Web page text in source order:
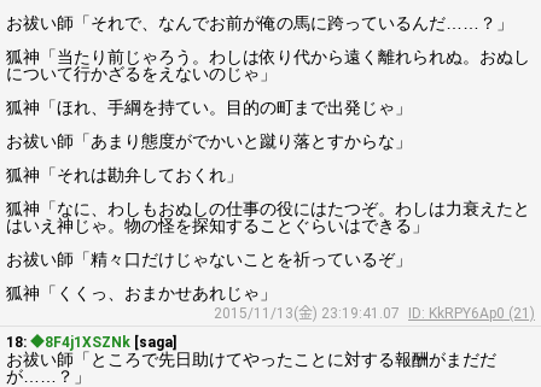
お祓い師「それで、なんでお前が俺の馬に跨っているんだ……？」
狐神「当たり前じゃろう。わしは依り代から遠く離れられぬ。おぬし
について行かざるをえないのじゃ」
狐神「ほれ、手綱を持てい。目的の町まで出発じゃ」
お祓い師「あまり態度がでかいと蹴り落とすからな」
狐神「それは勘弁しておくれ」
狐神「なに、わしもおぬしの仕事の役にはたつぞ。わしは力衰えたと
はいえ神じゃ。物の怪を探知することぐらいはできる」
お祓い師「精々口だけじゃないことを祈っているぞ」
狐神「くくっ、おまかせあれじゃ」
2015/11/13(金) 23:19:41.07
ID: KkRPY6Ap0 (21)
18: ◆8F4j1XSZNk [saga]
お祓い師「ところで先日助けてやったことに対する報酬がまだだ
が……？」